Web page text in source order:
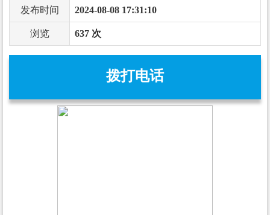
发布时间 2024-08-08 17:31:10
浏览 637 次
拨打电话